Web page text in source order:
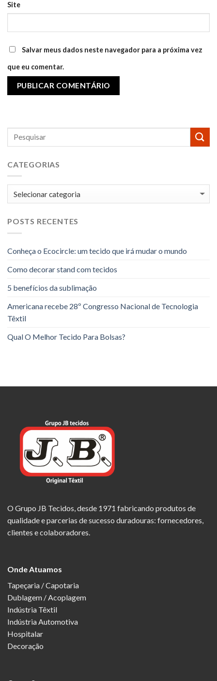
CATEGORIAS
POSTS RECENTES
Conheça o Ecocircle: um tecido que irá mudar o mundo
Como decorar stand com tecidos
5 benefícios da sublimação
Americana recebe 28º Congresso Nacional de Tecnologia
Têxtil
Qual O Melhor Tecido Para Bolsas?
Site
Salvar meus dados neste navegador para a próxima vez
que eu comentar.
O Grupo JB Tecidos, desde 1971 fabricando produtos de
qualidade e parcerias de sucesso duradouras: fornecedores,
clientes e colaboradores.
Onde Atuamos
Tapeçaria / Capotaria
Dublagem / Acoplagem
Indústria Têxtil
Indústria Automotiva
Hospitalar
Decoração